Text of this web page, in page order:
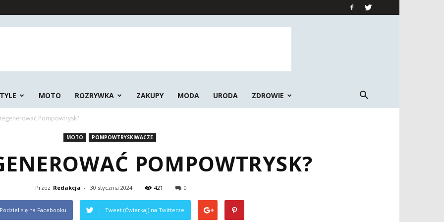
MOTO ROZRYWKA ZAKUPY MODA URODA ZDROWIE
Pompowtrysk?
MOTO POMPOWTRYSKIWACZE
POMPOWTRYSK?
Przez Redakcja - 30 stycznia 2024 421 0
Podziel się na Facebooku Tweet (Ćwierkaj) na Twitterze